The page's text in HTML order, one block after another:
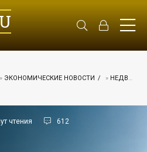
» ЭКОНОМИЧЕСКИЕ НОВОСТИ » НЕДВИЖИМОСТЬ
чтения 612